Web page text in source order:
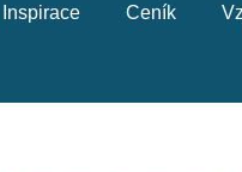
Inspirace Ceník